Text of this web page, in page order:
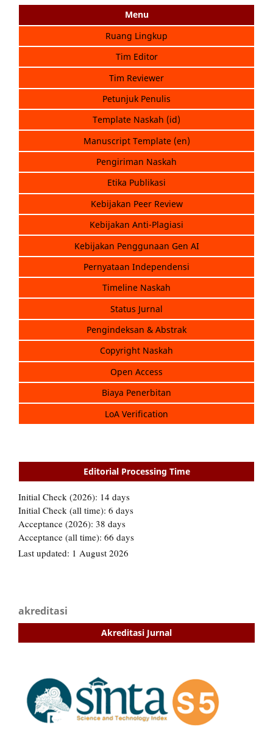
Menu
Ruang Lingkup
Tim Editor
Tim Reviewer
Petunjuk Penulis
Template Naskah (id)
Manuscript Template (en)
Pengiriman Naskah
Etika Publikasi
Kebijakan Peer Review
Kebijakan Anti-Plagiasi
Kebijakan Penggunaan Gen AI
Pernyataan Independensi
Timeline Naskah
Status Jurnal
Pengindeksan & Abstrak
Copyright Naskah
Open Access
Biaya Penerbitan
LoA Verification
Editorial Processing Time
akreditasi
Akreditasi Jurnal